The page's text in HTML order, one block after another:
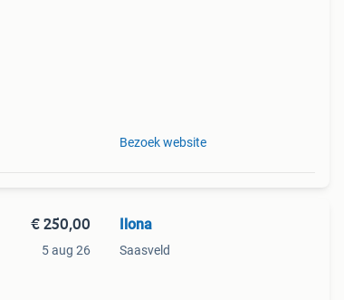
Bezoek website
€ 250,00
5 aug 26
Ilona
Saasveld